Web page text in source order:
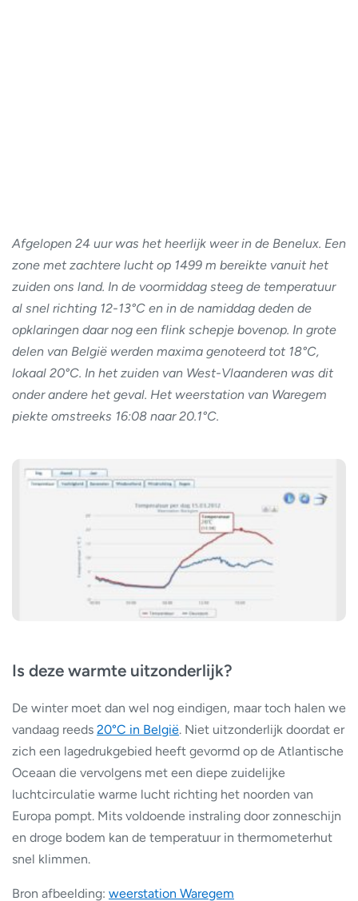
Afgelopen 24 uur was het heerlijk weer in de Benelux. Een
zone met zachtere lucht op 1499 m bereikte vanuit het
zuiden ons land. In de voormiddag steeg de temperatuur
al snel richting 12-13°C en in de namiddag deden de
opklaringen daar nog een flink schepje bovenop. In grote
delen van België werden maxima genoteerd tot 18°C,
lokaal 20°C. In het zuiden van West-Vlaanderen was dit
onder andere het geval. Het weerstation van Waregem
piekte omstreeks 16:08 naar 20.1°C.
Is deze warmte uitzonderlijk?
De winter moet dan wel nog eindigen, maar toch halen we
vandaag reeds 20°C in België. Niet uitzonderlijk doordat er
zich een lagedrukgebied heeft gevormd op de Atlantische
Oceaan die vervolgens met een diepe zuidelijke
luchtcirculatie warme lucht richting het noorden van
Europa pompt. Mits voldoende instraling door zonneschijn
en droge bodem kan de temperatuur in thermometerhut
snel klimmen.
Bron afbeelding: weerstation Waregem